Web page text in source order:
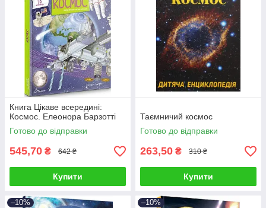
Книга Цікаве всередині:
Космос. Елеонора Барзотті
Готово до відправки
545,70 ₴ 642 ₴
Купити
Таємничий космос
Готово до відправки
263,50 ₴ 310 ₴
Купити
–10% –10%